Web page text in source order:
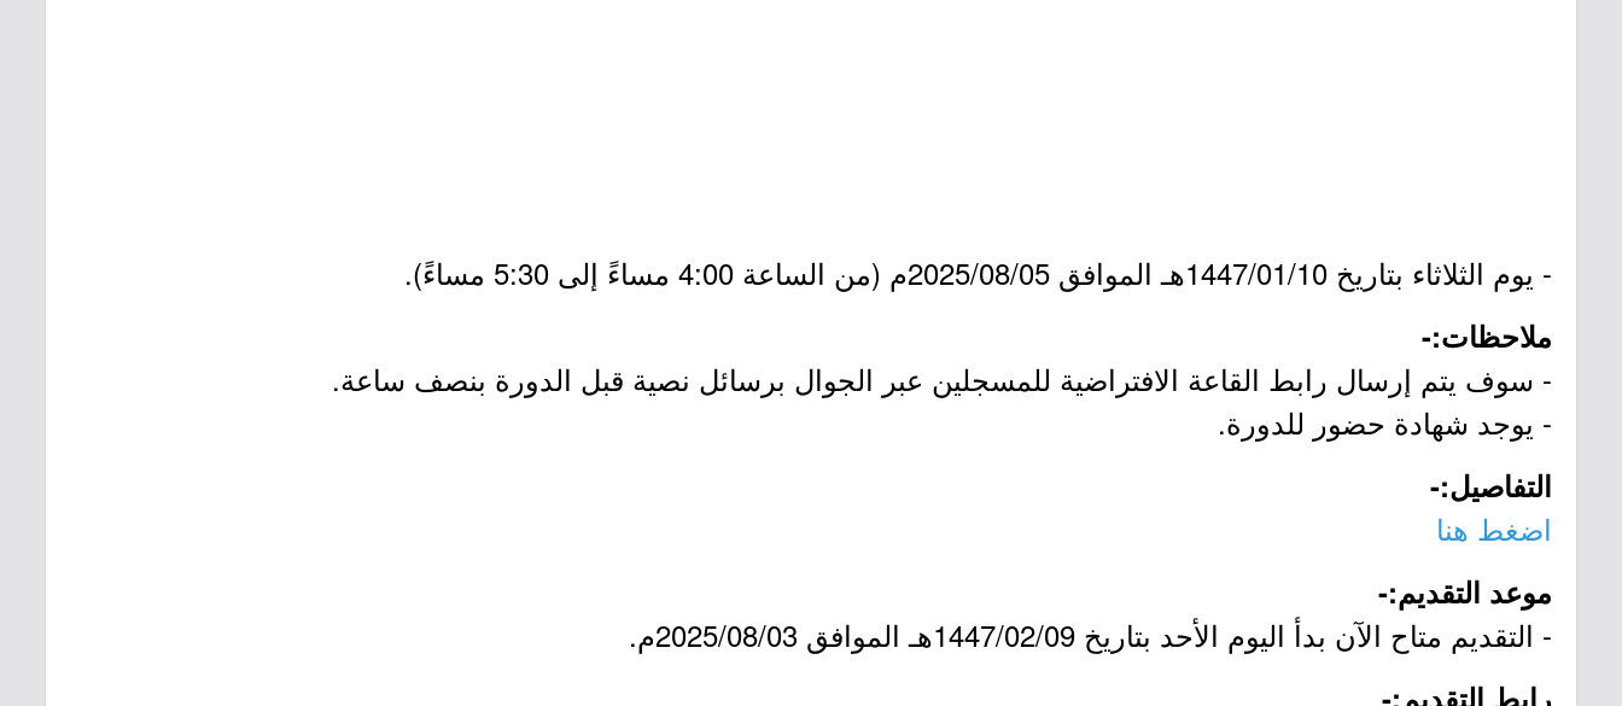
- يوم الثلاثاء بتاريخ 1447/01/10هـ الموافق 2025/08/05م (من الساعة 4:00 مساءً إلى 5:30 مساءً).
ملاحظات:-
- سوف يتم إرسال رابط القاعة الافتراضية للمسجلين عبر الجوال برسائل نصية قبل الدورة بنصف ساعة.
- يوجد شهادة حضور للدورة.
التفاصيل:-
اضغط هنا
موعد التقديم:-
- التقديم متاح الآن بدأ اليوم الأحد بتاريخ 1447/02/09هـ الموافق 2025/08/03م.
رابط التقديم:-